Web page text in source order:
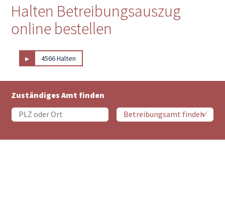
Halten Betreibungsauszug
online bestellen
▸ 4566 Halten
Zuständiges Amt finden